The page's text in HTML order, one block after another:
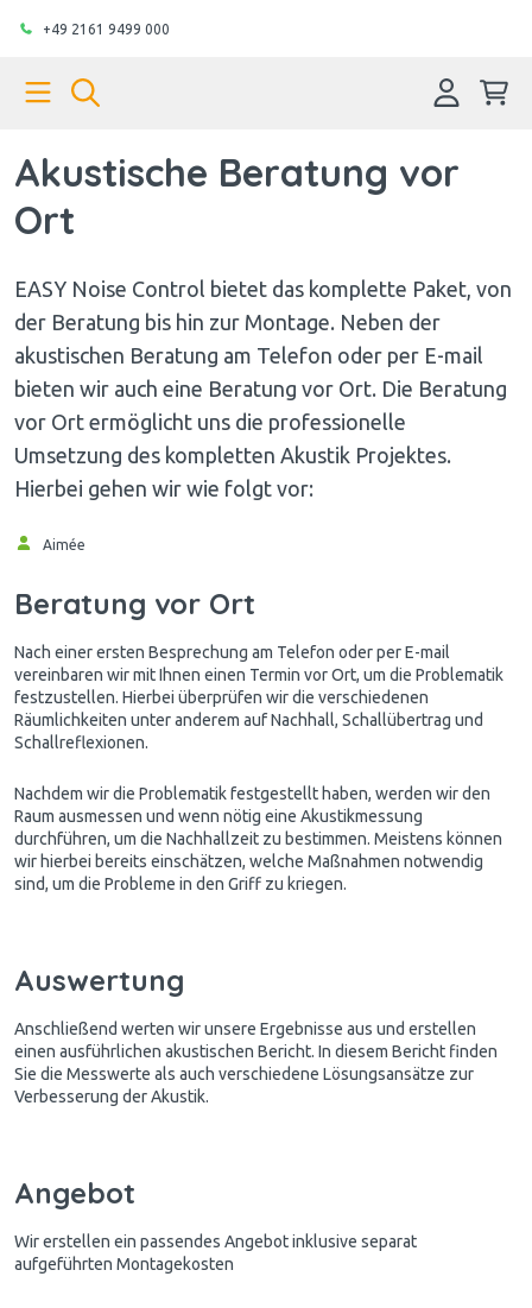
+49 2161 9499 000
Akustische Beratung vor
Ort
EASY Noise Control bietet das komplette Paket, von
der Beratung bis hin zur Montage. Neben der
akustischen Beratung am Telefon oder per E-mail
bieten wir auch eine Beratung vor Ort. Die Beratung
vor Ort ermöglicht uns die professionelle
Umsetzung des kompletten Akustik Projektes.
Hierbei gehen wir wie folgt vor:
Aimée
Beratung vor Ort
Nach einer ersten Besprechung am Telefon oder per E-mail
vereinbaren wir mit Ihnen einen Termin vor Ort, um die Problematik
festzustellen. Hierbei überprüfen wir die verschiedenen
Räumlichkeiten unter anderem auf Nachhall, Schallübertrag und
Schallreflexionen.
Nachdem wir die Problematik festgestellt haben, werden wir den
Raum ausmessen und wenn nötig eine Akustikmessung
durchführen, um die Nachhallzeit zu bestimmen. Meistens können
wir hierbei bereits einschätzen, welche Maßnahmen notwendig
sind, um die Probleme in den Griff zu kriegen.
Auswertung
Anschließend werten wir unsere Ergebnisse aus und erstellen
einen ausführlichen akustischen Bericht. In diesem Bericht finden
Sie die Messwerte als auch verschiedene Lösungsansätze zur
Verbesserung der Akustik.
Angebot
Wir erstellen ein passendes Angebot inklusive separat
aufgeführten Montagekosten